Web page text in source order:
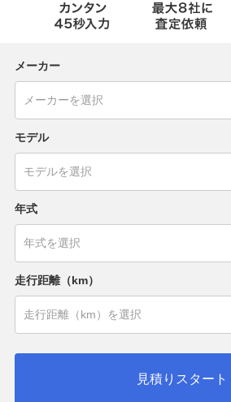
メーカー
モデル
年式
走行距離（km）
見積りスタート